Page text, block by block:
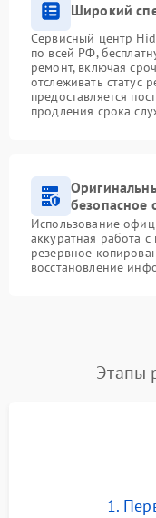
Широкий
Сервисный центр
по всей РФ,
ремонт, включая
отслеживать статус
предоставляется
продления срока
безопасное
Использование
аккуратная работа
резервное
восстановление
Этапы
1.